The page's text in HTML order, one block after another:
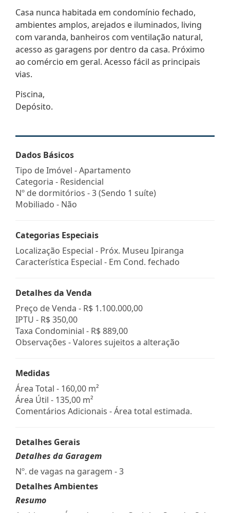
Casa nunca habitada em condomínio fechado,
ambientes amplos, arejados e iluminados, living
com varanda, banheiros com ventilação natural,
acesso as garagens por dentro da casa. Próximo
ao comércio em geral. Acesso fácil as principais
vias.
Piscina,
Depósito.
Dados Básicos
Tipo de Imóvel - Apartamento
Categoria - Residencial
Nº de dormitórios - 3 (Sendo 1 suíte)
Mobiliado - Não
Categorias Especiais
Localização Especial - Próx. Museu Ipiranga
Característica Especial - Em Cond. fechado
Detalhes da Venda
Preço de Venda - R$ 1.100.000,00
IPTU - R$ 350,00
Taxa Condominial - R$ 889,00
Observações - Valores sujeitos a alteração
Medidas
Área Total - 160,00 m²
Área Útil - 135,00 m²
Comentários Adicionais - Área total estimada.
Detalhes Gerais
Detalhes da Garagem
Nº. de vagas na garagem - 3
Detalhes Ambientes
Resumo